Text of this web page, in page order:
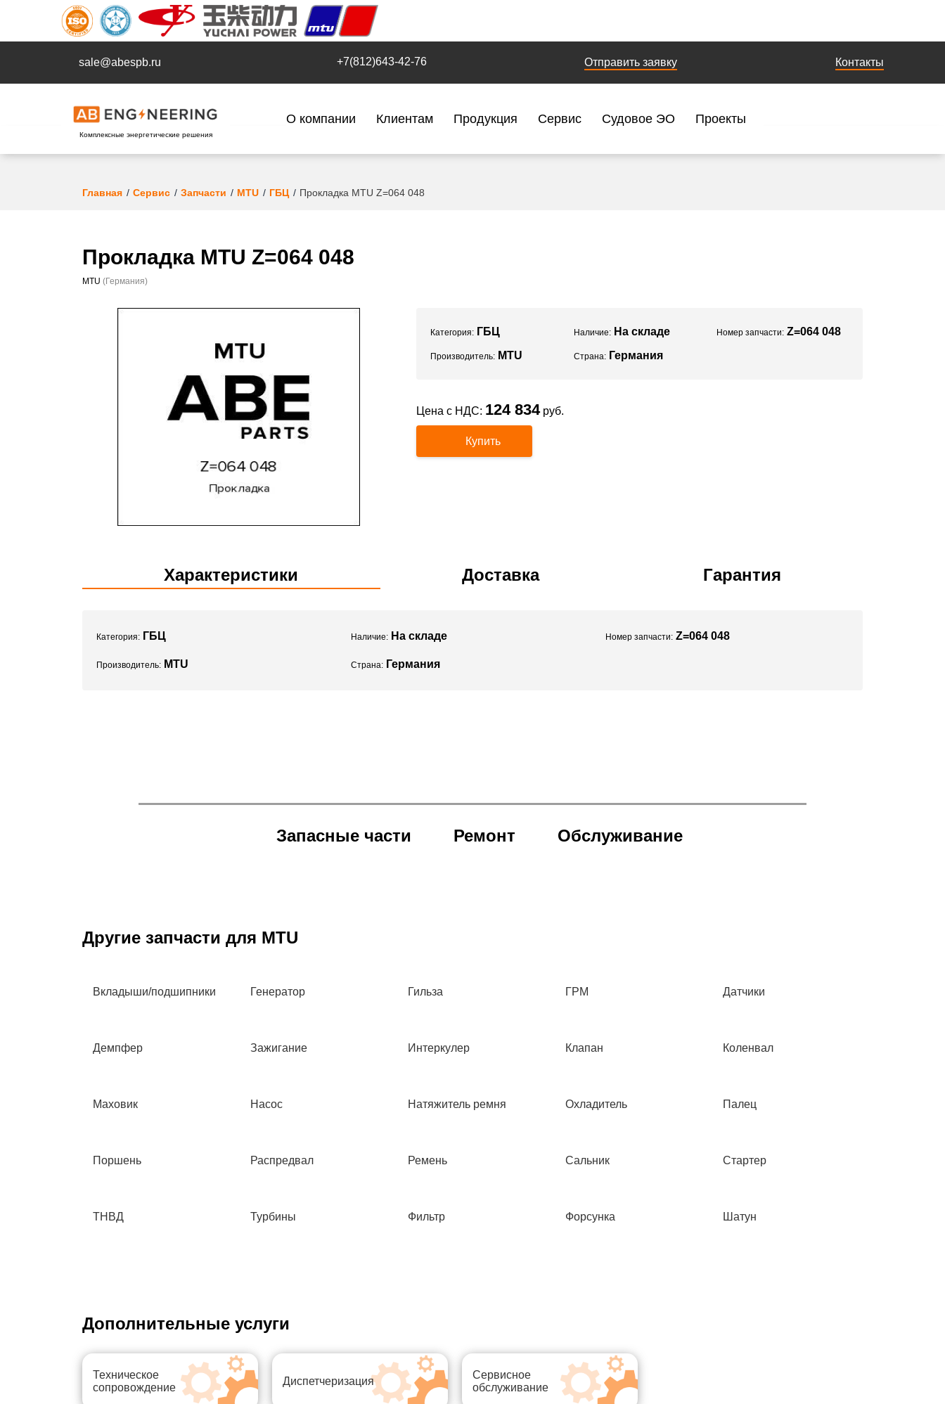
sale@abespb.ru +7(812)643-42-76 Отправить заявку Контакты
Комплексные энергетические решения
О компании Клиентам Продукция Сервис Судовое ЭО Проекты
Главная Сервис Запчасти MTU ГБЦ Прокладка MTU Z=064 048
Прокладка MTU Z=064 048
MTU (Германия)
Категория: ГБЦ Наличие: На складе Номер запчасти: Z=064 048
Производитель: MTU Страна: Германия
Цена с НДС: 124 834руб.
Купить
Характеристики
Категория: ГБЦ Наличие: На складе Номер запчасти: Z=064 048
Производитель: MTU Страна: Германия
Доставка Гарантия
Запасные части Ремонт Обслуживание
Другие запчасти для MTU
Вкладыши/подшипники Генератор Гильза ГРМ Датчики
Демпфер Зажигание Интеркулер Клапан Коленвал
Маховик Насос Натяжитель ремня Охладитель Палец
Поршень Распредвал Ремень Сальник Стартер
ТНВД Турбины Фильтр Форсунка Шатун
Дополнительные услуги
Техническое
сопровождение
Диспетчеризация
Сервисное
обслуживание